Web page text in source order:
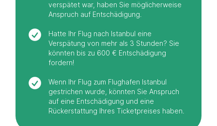
verspätet war, haben Sie möglicherweise
Anspruch auf Entschädigung.
Hatte Ihr Flug nach Istanbul eine
Verspätung von mehr als 3 Stunden? Sie
könnten bis zu 600 € Entschädigung
fordern!
Wenn Ihr Flug zum Flughafen Istanbul
gestrichen wurde, könnten Sie Anspruch
auf eine Entschädigung und eine
Rückerstattung Ihres Ticketpreises haben.